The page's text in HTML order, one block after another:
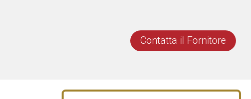
Contatta il Fornitore